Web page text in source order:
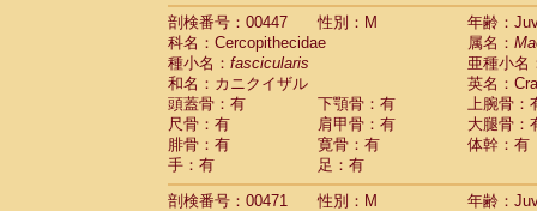
剖検番号：00447
性別：M
年齢：
科名：Cercopithecidae
属名：
種小名： fascicularis
亜種小名
和名：カニクイザル
英名：
頭蓋骨：有
下顎骨：有
上腕骨：
尺骨：有
肩甲骨：有
大腿骨：
腓骨：有
寛骨：有
体幹：有
手：有
足：有
剖検番号：00471
性別：M
年齢：